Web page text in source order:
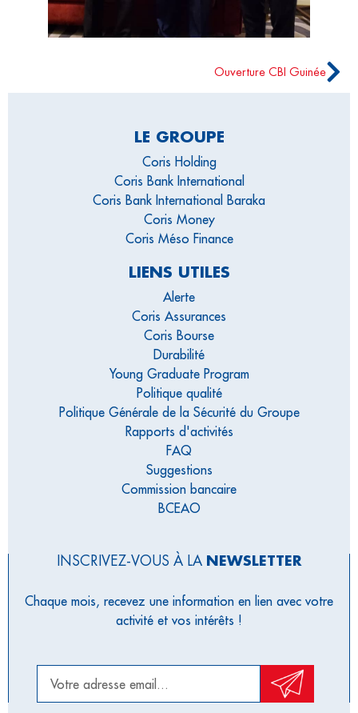
Ouverture CBI Guinée
LE GROUPE
Coris Holding
Coris Bank International
Coris Bank International Baraka
Coris Money
Coris Méso Finance
LIENS UTILES
Alerte
Coris Assurances
Coris Bourse
Durabilité
Young Graduate Program
Politique qualité
Politique Générale de la Sécurité du Groupe
Rapports d'activités
FAQ
Suggestions
Commission bancaire
BCEAO
INSCRIVEZ-VOUS À LA NEWSLETTER
Chaque mois, recevez une information en lien avec votre
activité et vos intérêts !